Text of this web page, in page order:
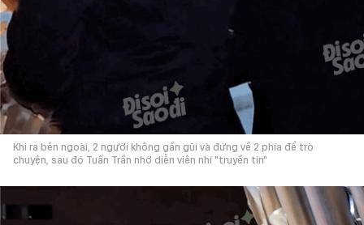
Khi ra bên ngoài, 2 người không gần gũi và đứng về 2 phía để trò
chuyện, sau đó Tuấn Trần nhờ diễn viên nhí "truyền tin"